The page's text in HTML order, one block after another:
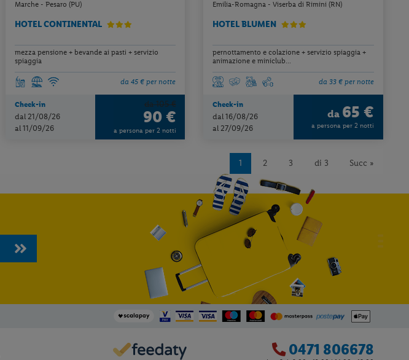
Marche - Pesaro (PU)
HOTEL CONTINENTAL
mezza pensione + bevande ai pasti + servizio
spiaggia
da 45 € per notte
Check-in
dal 21/08/26
al 11/09/26
da 105 €
90 €
a persona per 2 notti
Emilia-Romagna - Viserba di Rimini (RN)
HOTEL BLUMEN
pernottamento e colazione + servizio spiaggia +
animazione e miniclub...
da 33 € per notte
Check-in
dal 16/08/26
al 27/09/26
da 65 €
a persona per 2 notti
1 2 3 di 3 Succ »
0471 806678